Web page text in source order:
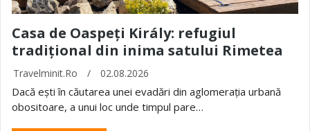
Casa de Oaspeți Király: refugiul
tradițional din inima satului Rimetea
Travelminit.ro / 02.08.2026
Dacă ești în căutarea unei evadări din aglomerația urbană
obositoare, a unui loc unde timpul pare…